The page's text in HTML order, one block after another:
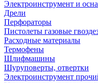
Электроинструмент и
Дрели
Перфораторы
Пистолеты газовые
Расходные материалы
Термофены
Шлифмашины
Шуруповерты, отвертки
Электроинструмент